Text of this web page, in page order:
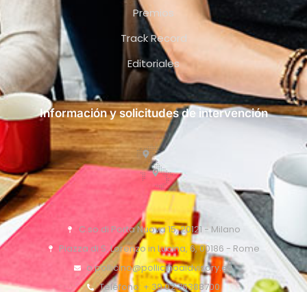
Premios
Track Record
Editoriales
Información y solicitudes de intervención
C.so di Porta Nuova 15, 20121 - Milano
Piazza di S. Lorenzo in Lucina, 6, 00186 - Rome
o.pollicino@pollicinoaidvisory.eu
Teléfono: + 39 02 76388700